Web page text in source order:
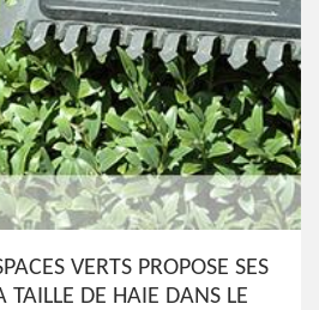
VERTS PROPOSE SES
TAILLE DE HAIE DANS LE